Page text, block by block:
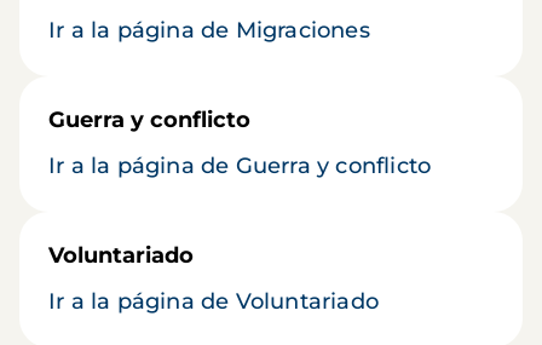
Ir a la página de Migraciones
Guerra y conflicto
Ir a la página de Guerra y conflicto
Voluntariado
Ir a la página de Voluntariado